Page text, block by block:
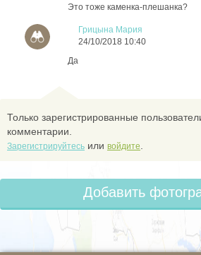
Это тоже каменка-плешанка?
Грицына Мария
24/10/2018 10:40
Да
Только зарегистрированные
комментарии.
Зарегистрируйтесь или войдите
Добавить